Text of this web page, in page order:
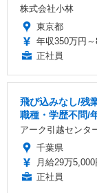
株式会社小林
東京都
年収350万円
正社員
飛び込みなし/残
職種・学歴不問/
アーク引越センタ
千葉県
月給29万
正社員